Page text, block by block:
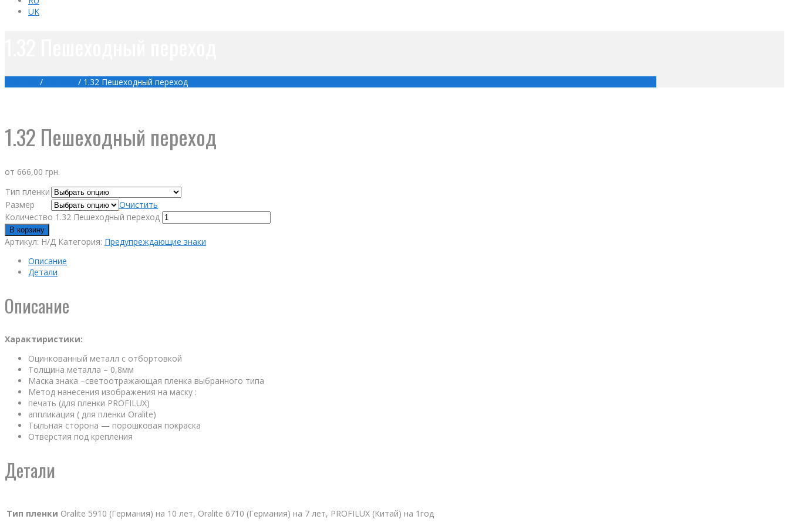
UK
/ / 1.32 Пешеходный переход
1.32 Пешеходный переход
от 666,00 грн.
Тип пленки
Размер
Очистить
Количество 1.32 Пешеходный переход
В корзину
Артикул: Н/Д Категория: Предупреждающие знаки
Описание
Детали
Описание
Характиристики:
Оцинкованный металл с отбортовкой
Толщина металла – 0,8мм
Маска знака –светоотражающая пленка выбранного типа
Метод нанесения изображения на маску :
печать (для пленки PROFILUX)
аппликация ( для пленки Oralite)
Тыльная сторона — порошковая покраска
Отверстия под крепления
Детали
Тип пленки Oralite 5910 (Германия) на 10 лет, Oralite 6710 (Германия) на 7 лет, PROFILUX (Китай) на 1год